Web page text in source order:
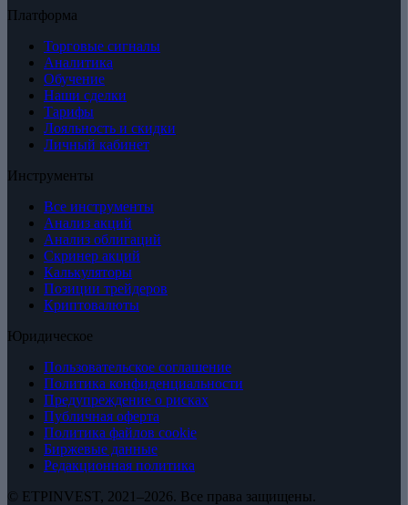
Платформа
Торговые сигналы
Аналитика
Обучение
Наши сделки
Тарифы
Лояльность и скидки
Личный кабинет
Инструменты
Все инструменты
Анализ акций
Анализ облигаций
Скринер акций
Калькуляторы
Позиции трейдеров
Криптовалюты
Юридическое
Пользовательское соглашение
Политика конфиденциальности
Предупреждение о рисках
Публичная оферта
Политика файлов cookie
Биржевые данные
Редакционная политика
© ETPINVEST, 2021–2026. Все права защищены.